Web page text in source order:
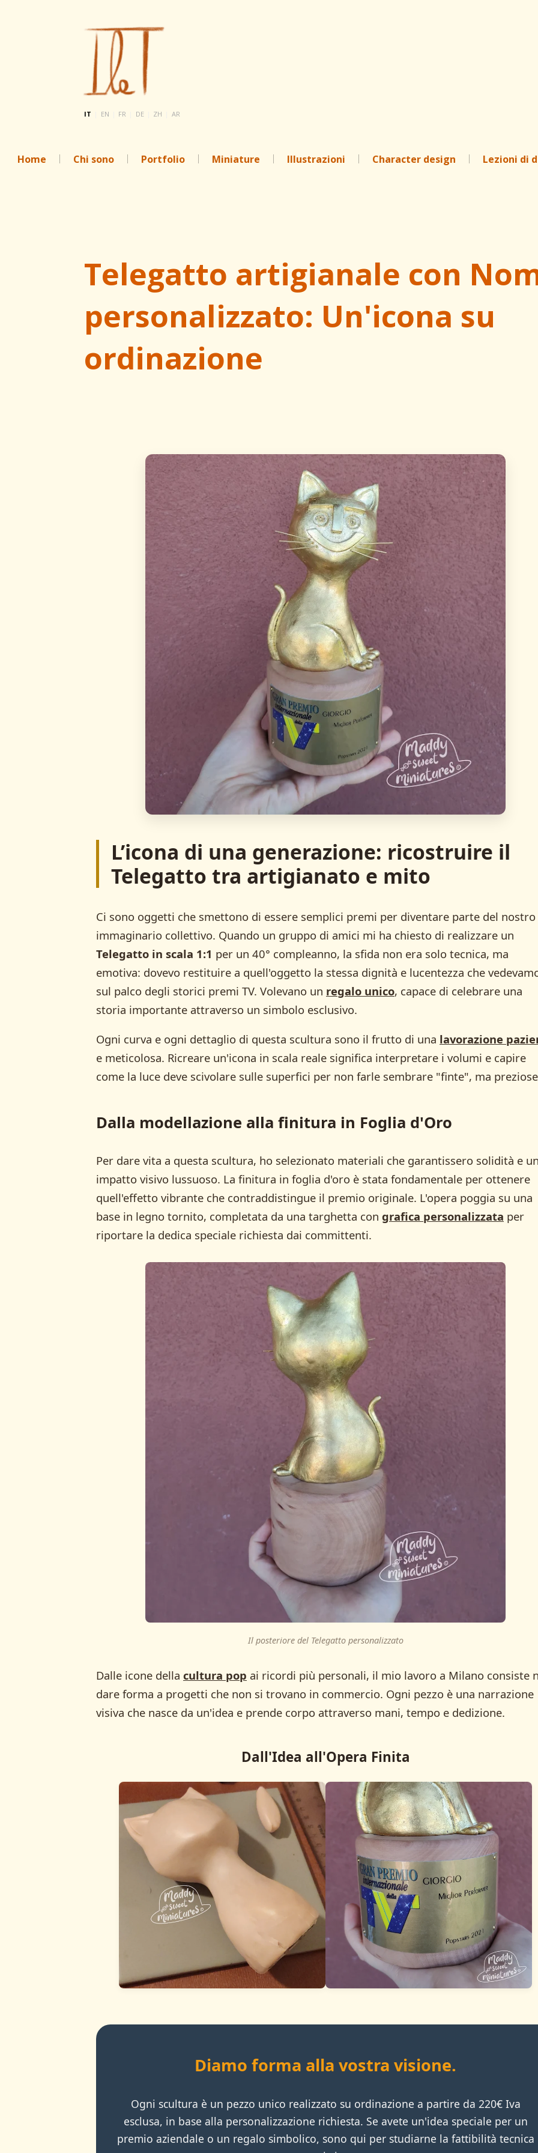
IT EN FR DE ZH AR
Home Chi sono Portfolio Miniature Illustrazioni Character design Lezioni di
Telegatto artigianale con
personalizzato: Un'icona su
ordinazione
L’icona di una generazione: ricostruire il
Telegatto tra artigianato e mito
Ci sono oggetti che smettono di essere semplici premi per diventare parte del nostro
immaginario collettivo. Quando un gruppo di amici mi ha chiesto di realizzare un
Telegatto in scala 1:1 per un 40° compleanno, la sfida non era solo tecnica, ma
emotiva: dovevo restituire a quell'oggetto la stessa dignità e lucentezza che
sul palco degli storici premi TV. Volevano un regalo unico, capace di celebrare una
storia importante attraverso un simbolo esclusivo.
Ogni curva e ogni dettaglio di questa scultura sono il frutto di una lavorazione
e meticolosa. Ricreare un'icona in scala reale significa interpretare i volumi e capire
come la luce deve scivolare sulle superfici per non farle sembrare "finte", ma
Dalla modellazione alla finitura in Foglia d'Oro
Per dare vita a questa scultura, ho selezionato materiali che garantissero solidità e
impatto visivo lussuoso. La finitura in foglia d'oro è stata fondamentale per ottenere
quell'effetto vibrante che contraddistingue il premio originale. L'opera poggia su una
base in legno tornito, completata da una targhetta con grafica personalizzata per
riportare la dedica speciale richiesta dai committenti.
Il posteriore del Telegatto personalizzato
Dalle icone della cultura pop ai ricordi più personali, il mio lavoro a Milano consiste
dare forma a progetti che non si trovano in commercio. Ogni pezzo è una narrazione
visiva che nasce da un'idea e prende corpo attraverso mani, tempo e dedizione.
Dall'Idea all'Opera Finita
Diamo forma alla vostra visione.
Ogni scultura è un pezzo unico realizzato su ordinazione a partire da 220€ Iva
esclusa, in base alla personalizzazione richiesta. Se avete un'idea speciale per un
premio aziendale o un regalo simbolico, sono qui per studiarne la fattibilità tecnica